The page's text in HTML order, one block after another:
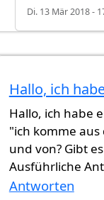
Di. 13 Mär 2018 -
Hallo, ich
Hallo, ich habe
"ich komme
und von? Gibt
Ausführliche
Antworten